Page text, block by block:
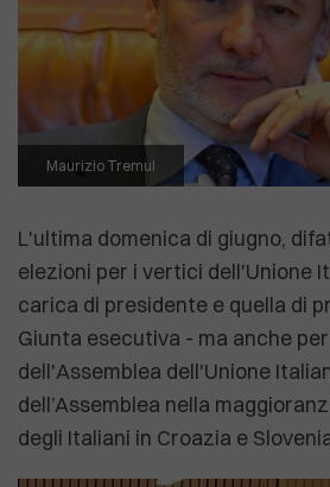
Maurizio Tremul
L'ultima domenica di giugno,
elezioni per i vertici dell'Unione
carica di presidente e quella di
Giunta esecutiva - ma anche
dell'Assemblea dell'Unione
dell’Assemblea nella
degli Italiani in Croazia e